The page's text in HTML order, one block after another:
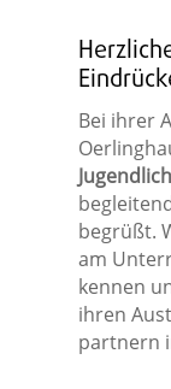
Bei ihrer
begrüßt.
am
kennen
ihren
partnern